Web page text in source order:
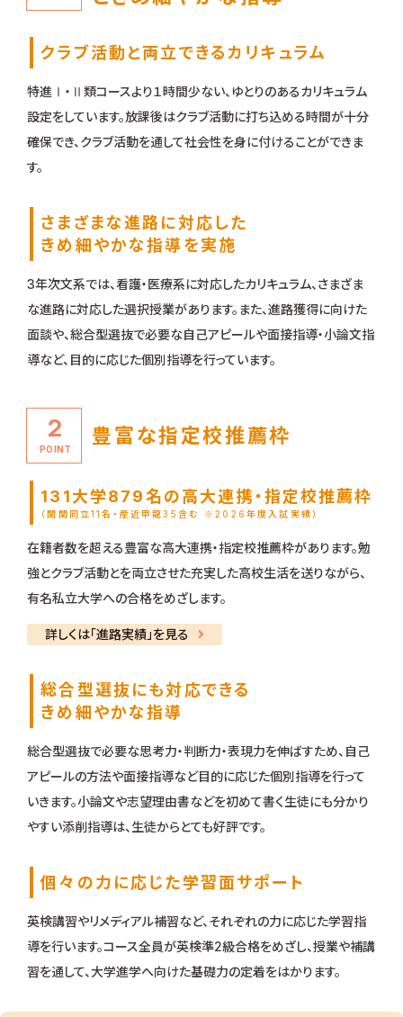
クラブ活動と両立できるカリキュラム
特進Ⅰ・Ⅱ類コースより１時間少ない、ゆとりのあるカリキュラム
設定をしています。放課後はクラブ活動に打ち込める時間が十分
確保でき、クラブ活動を通して社会性を身に付けることができま
す。
さまざまな進路に対応した
きめ細やかな指導を実施
3年次文系では、看護・医療系に対応したカリキュラム、さまざま
な進路に対応した選択授業があります。また、進路獲得に向けた
面談や、総合型選抜で必要な自己アピールや面接指導・小論文指
導など、目的に応じた個別指導を行っています。
2
POINT
豊富な指定校推薦枠
131大学879名の高大連携・指定校推薦枠
（関関同立11名・産近甲龍35含む ※2026年度入試実績）
在籍者数を超える豊富な高大連携・指定校推薦枠があります。勉
強とクラブ活動とを両立させた充実した高校生活を送りながら、
有名私立大学への合格をめざします。
詳しくは「進路実績」を見る
総合型選抜にも対応できる
きめ細やかな指導
総合型選抜で必要な思考力・判断力・表現力を伸ばすため、自己
アピールの方法や面接指導など目的に応じた個別指導を行って
いきます。小論文や志望理由書などを初めて書く生徒にも分かり
やすい添削指導は、生徒からとても好評です。
個々の力に応じた学習面サポート
英検講習やリメディアル補習など、それぞれの力に応じた学習指
導を行います。コース全員が英検準2級合格をめざし、授業や補講
習を通して、大学進学へ向けた基礎力の定着をはかります。